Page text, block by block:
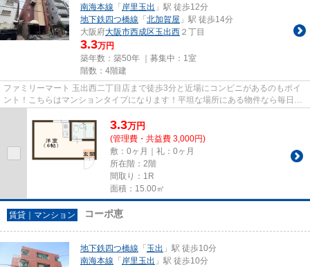
南海本線 「 岸里玉出 」駅 徒歩12分
地下鉄四つ橋線 「 北加賀屋 」駅 徒歩14分
大阪府大阪市西成区玉出西 ２丁目
3.3万円
築年数：築50年 ｜募集中： 1室
階数：4階建
ファミリーマート 玉出西二丁目店まで徒歩3分と近場にコンビニがあるのもポイ
ント！こちらはマンションタイプになります！平坦な場所にある物件なら毎日の
3.3万円
(管理費・共益費 3,000円)
敷：0ヶ月｜礼：0ヶ月
所在階：2階
間取り：1R
面積：15.00㎡
賃貸｜マンション コーポ恵
地下鉄四つ橋線 「 玉出 」駅 徒歩10分
南海本線 「 岸里玉出 」駅 徒歩10分